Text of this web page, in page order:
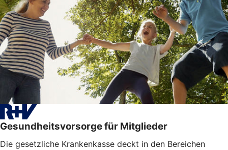
Gesundheitsvorsorge für Mitglieder
Die gesetzliche Krankenkasse deckt in den Bereichen